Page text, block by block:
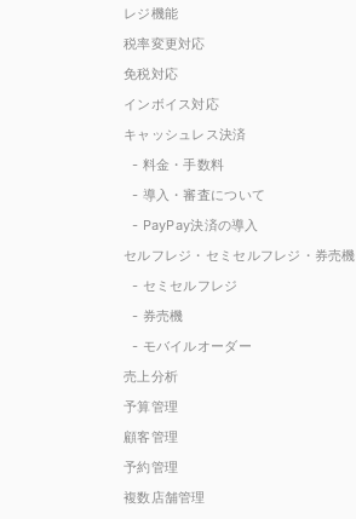
レジ機能
税率変更対応
免税対応
インボイス対応
キャッシュレス決済
- 料金・手数料
- 導入・審査について
- PayPay決済の導入
セルフレジ・セミセルフレジ・券売機
- セミセルフレジ
- 券売機
- モバイルオーダー
売上分析
予算管理
顧客管理
予約管理
複数店舗管理